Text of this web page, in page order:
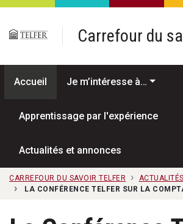
Passer au contenu principal
Carrefour du
Accueil Je m’intéresse à…
Apprentissage par l'expérience
Actualités et annonces
CARREFOUR DU SAVOIR TELFER
LA CONFÉRENCE TELFER SUR LA